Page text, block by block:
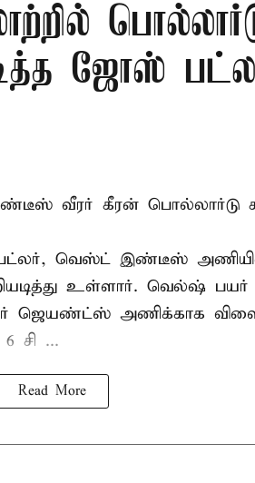
ஜோஸ்
இண்டீஸ் வீரர் கீரன்
வெஸ்ட் இண்டீஸ் அணியின்
உள்ளார். வெல்ஷ் பயர்
ஜெயண்ட்ஸ் அணிக்காக
சி ...
Read More